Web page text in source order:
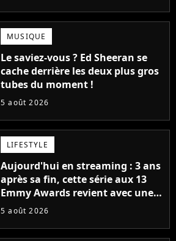
MUSIQUE
Le saviez-vous ? Ed Sheeran se
cache derrière les deux plus gros
tubes du moment !
5 août 2026
LIFESTYLE
Aujourd'hui en streaming : 3 ans
après sa fin, cette série aux 13
Emmy Awards revient avec une
suite... totalement différente
5 août 2026